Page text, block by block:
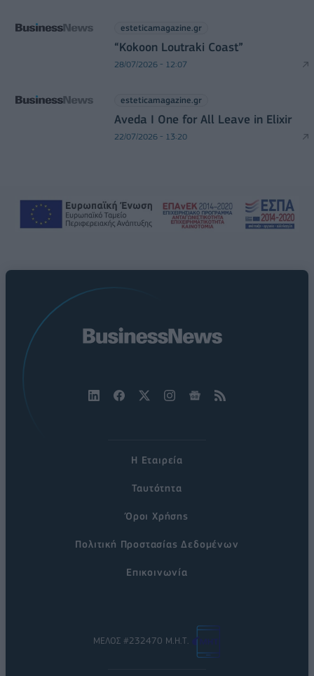
esteticamagazine.gr
“Kokoon Loutraki Coast”
28/07/2026 - 12:07
esteticamagazine.gr
Aveda I One for All Leave in Elixir
22/07/2026 - 13:20
Η Εταιρεία
Ταυτότητα
Όροι Χρήσης
Πολιτική Προστασίας Δεδομένων
Επικοινωνία
ΜΕΛΟΣ #232470 Μ.Η.Τ.